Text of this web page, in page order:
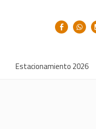
Estacionamiento 2026